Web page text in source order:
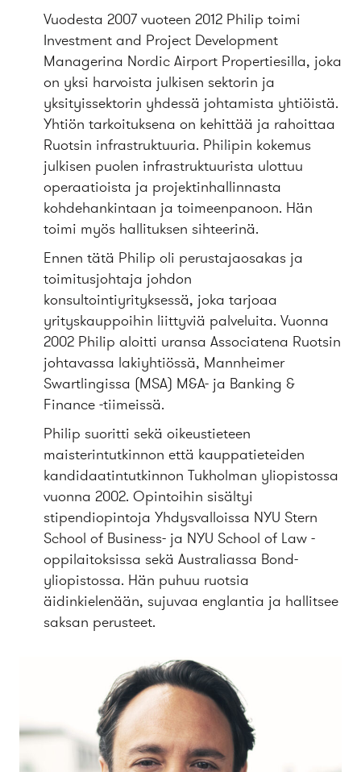
Vuodesta 2007 vuoteen 2012 Philip toimi
Investment and Project Development
Managerina Nordic Airport Propertiesilla, joka
on yksi harvoista julkisen sektorin ja
yksityissektorin yhdessä johtamista yhtiöistä.
Yhtiön tarkoituksena on kehittää ja rahoittaa
Ruotsin infrastruktuuria. Philipin kokemus
julkisen puolen infrastruktuurista ulottuu
operaatioista ja projektinhallinnasta
kohdehankintaan ja toimeenpanoon. Hän
toimi myös hallituksen sihteerinä.
Ennen tätä Philip oli perustajaosakas ja
toimitusjohtaja johdon
konsultointiyrityksessä, joka tarjoaa
yrityskauppoihin liittyviä palveluita. Vuonna
2002 Philip aloitti uransa Associatena Ruotsin
johtavassa lakiyhtiössä, Mannheimer
Swartlingissa (MSA) M&A- ja Banking &
Finance -tiimeissä.
Philip suoritti sekä oikeustieteen
maisterintutkinnon että kauppatieteiden
kandidaatintutkinnon Tukholman yliopistossa
vuonna 2002. Opintoihin sisältyi
stipendiopintoja Yhdysvalloissa NYU Stern
School of Business- ja NYU School of Law -
oppilaitoksissa sekä Australiassa Bond-
yliopistossa. Hän puhuu ruotsia
äidinkielenään, sujuvaa englantia ja hallitsee
saksan perusteet.